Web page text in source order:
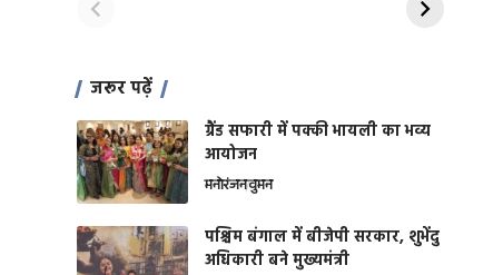
जरूर पढ़ें
ग्रैंड सफारी में पक्की भायली का भव्य
आयोजन
मनोरंजनवुमन
पश्चिम बंगाल में बीजेपी सरकार, शुभेंदु
अधिकारी बने मुख्यमंत्री